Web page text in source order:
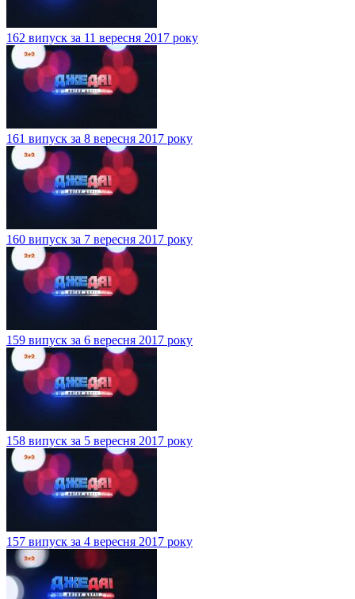
162 випуск за 11 вересня 2017 року
161 випуск за 8 вересня 2017 року
160 випуск за 7 вересня 2017 року
159 випуск за 6 вересня 2017 року
158 випуск за 5 вересня 2017 року
157 випуск за 4 вересня 2017 року